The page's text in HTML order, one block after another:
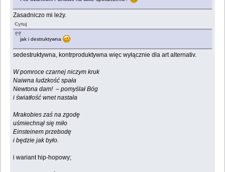
Zasadniczo mi leży.
Cytuj
jak i destruktywna
sedestruktywna, kontrproduktywna więc wyłącznie dla art alternativ.
W pomroce czarnej niczym kruk
Naiwna ludzkość spała
Newtona dam! – pomyślał Bóg
i światłość wnet nastała
Mrakobies zaś na zgodę
uśmiechnął się miło
Einsteinem przebodę
i będzie jak było.
i wariant hip-hopowy;